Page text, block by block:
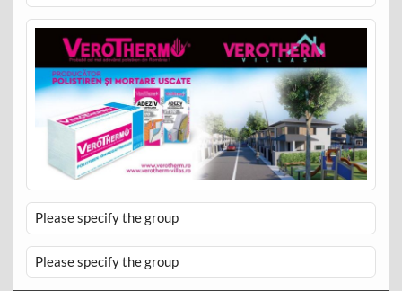
Please specify the group
Please specify the group